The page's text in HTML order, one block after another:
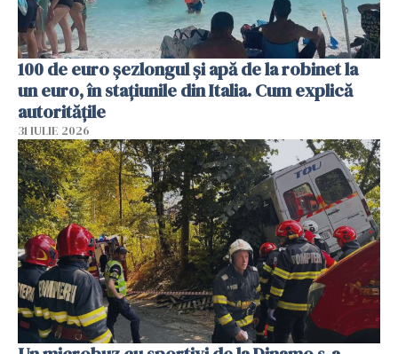
100 de euro șezlongul și apă de la robinet la
un euro, în stațiunile din Italia. Cum explică
autoritățile
31 IULIE 2026